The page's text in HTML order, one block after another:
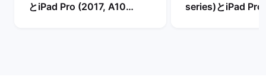
とiPad Pro (2017, A10
series)とiPad Pro